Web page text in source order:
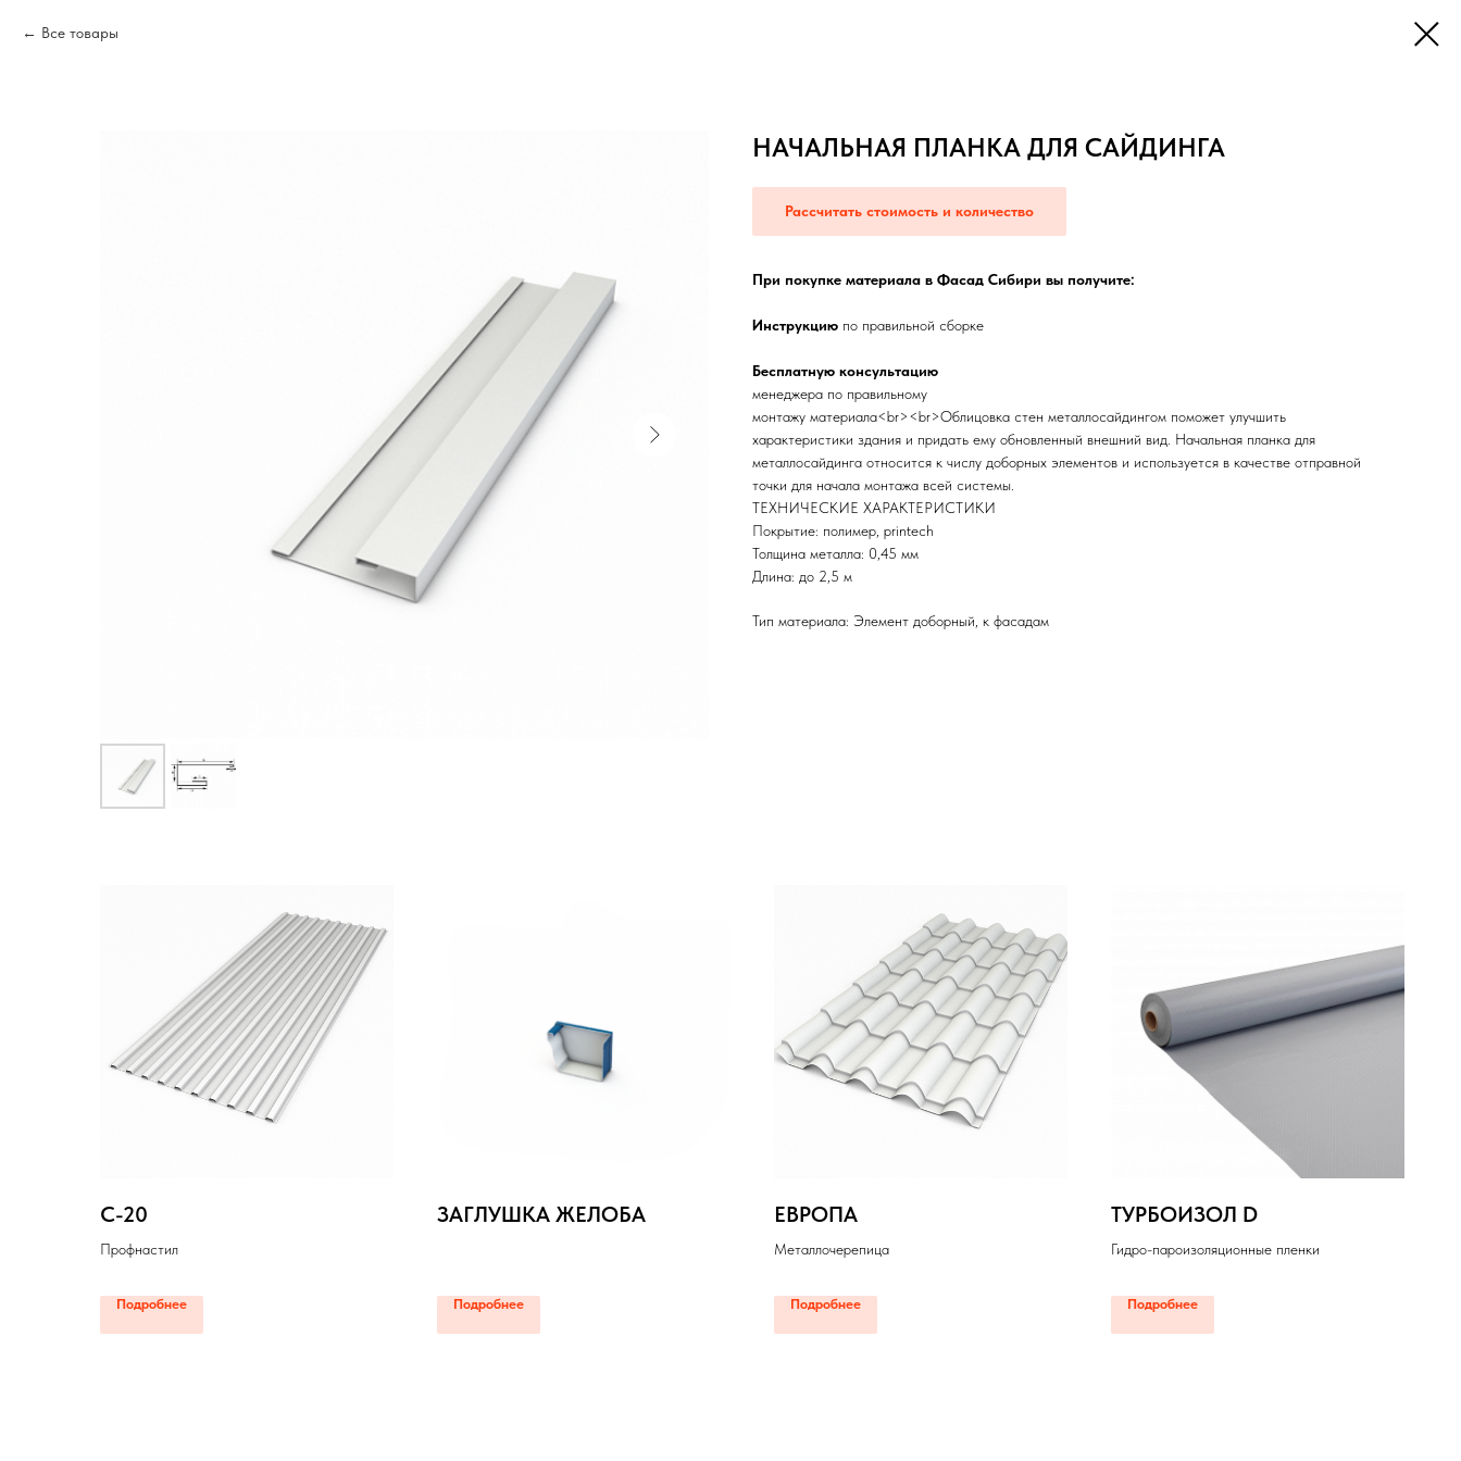
Все товары
НАЧАЛЬНАЯ ПЛАНКА ДЛЯ САЙДИНГА
Рассчитать стоимость и количество
При покупке материала в Фасад Сибири вы получите:
Инструкцию по правильной сборке
Бесплатную консультацию
менеджера по правильному
монтажу материала<br><br>Облицовка стен металлосайдингом поможет улучшить
характеристики здания и придать ему обновленный внешний вид. Начальная планка для
металлосайдинга относится к числу доборных элементов и используется в качестве отправной
точки для начала монтажа всей системы.
ТЕХНИЧЕСКИЕ ХАРАКТЕРИСТИКИ
Покрытие: полимер, printech
Толщина металла: 0,45 мм
Длина: до 2,5 м
Тип материала: Элемент доборный, к фасадам
С-20
Профнастил
Подробнее
ЗАГЛУШКА ЖЕЛОБА
Подробнее
ЕВРОПА
Металлочерепица
Подробнее
ТУРБОИЗОЛ D
Гидро-пароизоляционные пленки
Подробнее